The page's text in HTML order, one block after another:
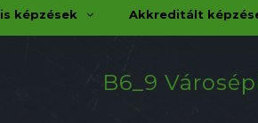
képzések Akkreditált
B6_9